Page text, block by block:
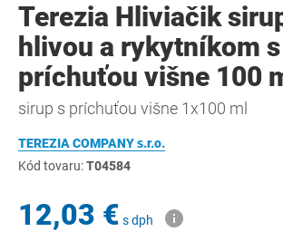
Terezia Hliviačik
hlivou a rykytníkom s
príchuťou višne 100
sirup s príchuťou višne 1x100 ml
TEREZIA COMPANY s.r.o.
Kód tovaru:T04584
12,03 € s dph